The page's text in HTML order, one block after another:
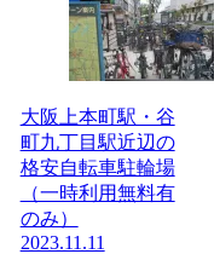
大阪上本町駅・谷
町九丁目駅近辺の
格安自転車駐輪場
（一時利用無料有
のみ）
2023.11.11